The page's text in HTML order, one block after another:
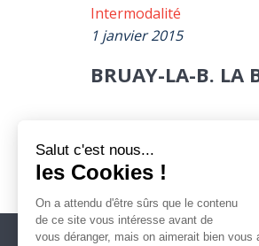
Intermodalité
1 janvier 2015
BRUAY-LA-B. LA
Salut c'est nous...
les Cookies !
On a attendu d'être sûrs que le contenu
de ce site vous intéresse avant de
vous déranger, mais on aimerait bien vous